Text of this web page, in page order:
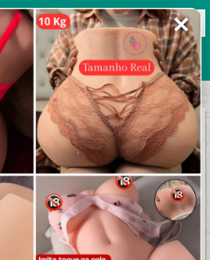
de WhatsApp 2026
+ Enviar grupo
✕